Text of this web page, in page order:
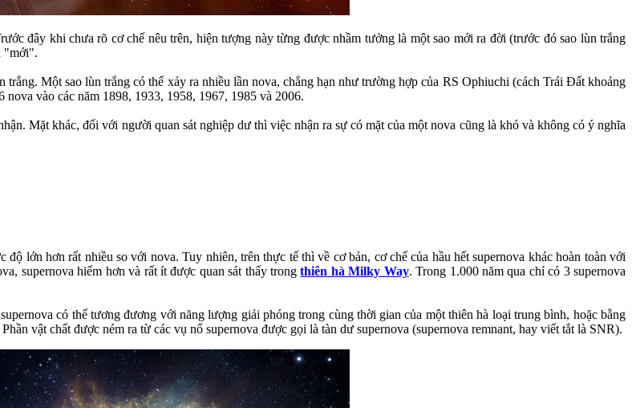
đây khi chưa rõ cơ chế nêu trên, hiện tượng này từng được nhầm tưởng là một sao mới ra đời (trước đó sao lùn trắng
"mới".
Một sao lùn trắng có thể xảy ra nhiều lần nova, chẳng hạn như trường hợp của RS Ophiuchi (cách Trái Đất khoảng
vào các năm 1898, 1933, 1958, 1967, 1985 và 2006.
Mặt khác, đối với người quan sát nghiệp dư thì việc nhận ra sự có mặt của một nova cũng là khó và không có ý nghĩa
lớn hơn rất nhiều so với nova. Tuy nhiên, trên thực tế thì về cơ bản, cơ chế của hầu hết supernova khác hoàn toàn với
supernova hiếm hơn và rất ít được quan sát thấy trongthiên hà Milky Way. Trong 1.000 năm qua chỉ có 3 supernova
có thể tương đương với năng lượng giải phóng trong cùng thời gian của một thiên hà loại trung bình, hoặc bằng
vật chất được ném ra từ các vụ nổ supernova được gọi là tàn dư supernova (supernova remnant, hay viết tắt là SNR).